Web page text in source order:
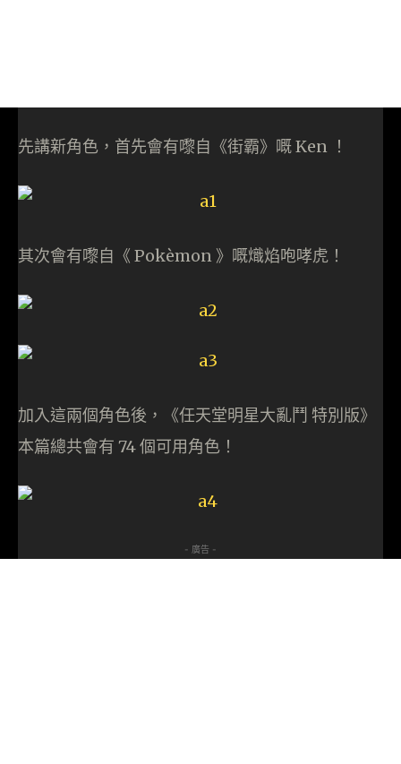
先講新角色，首先會有嚟自《街霸》嘅 Ken ！
其次會有嚟自《 Pokèmon 》嘅熾焰咆哮虎！
加入這兩個角色後，《任天堂明星大亂鬥 特別版》
本篇總共會有 74 個可用角色！
- 廣告 -